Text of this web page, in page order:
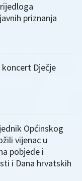
priznanja
Dječje
Općinskog
vijenac u
pobjede i
i Dana hrvatskih